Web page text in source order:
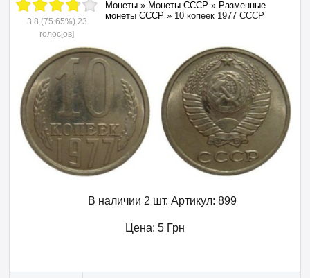
3.8 (75.65%) 23
голос[ов]
Монеты » Монеты СССР » Разменные
монеты СССР » 10 копеек 1977 СССР
В наличии 2 шт. Артикул: 899
Цена: 5 Грн